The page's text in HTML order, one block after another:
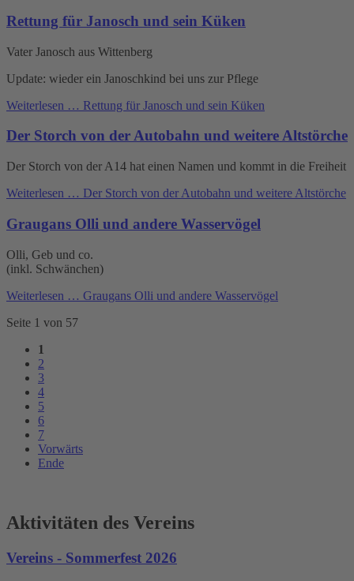
Rettung für Janosch und sein Küken
Vater Janosch aus Wittenberg
Update: wieder ein Janoschkind bei uns zur Pflege
Weiterlesen … Rettung für Janosch und sein Küken
Der Storch von der Autobahn und weitere Altstörche
Der Storch von der A14 hat einen Namen und kommt in die Freiheit
Weiterlesen … Der Storch von der Autobahn und weitere Altstörche
Graugans Olli und andere Wasservögel
Olli, Geb und co.
(inkl. Schwänchen)
Weiterlesen … Graugans Olli und andere Wasservögel
Seite 1 von 57
1
2
3
4
5
6
7
Vorwärts
Ende
Aktivitäten des Vereins
Vereins - Sommerfest 2026